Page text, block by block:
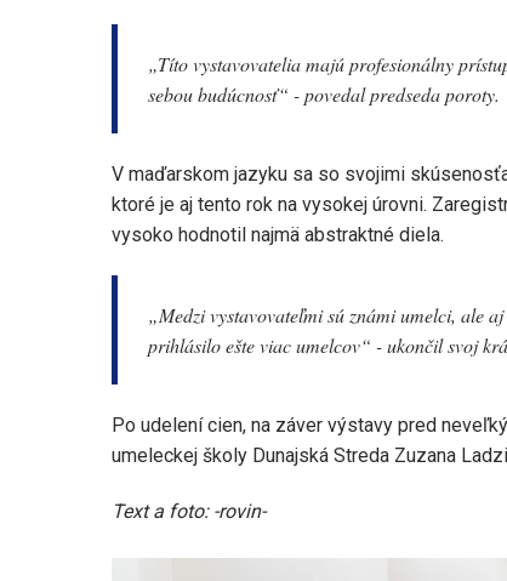
„Títo vystavovatelia majú profesionálny
sebou budúcnosť“ - povedal predseda poroty.
V maďarskom jazyku sa so svojimi
ktoré je aj tento rok na vysokej úrovni.
vysoko hodnotil najmä abstraktné diela.
„Medzi vystavovateľmi sú známi umelci, ale
prihlásilo ešte viac umelcov“ - ukončil svoj
Po udelení cien, na záver výstavy pred
umeleckej školy Dunajská Streda Zuzana
Text a foto: -rovin-